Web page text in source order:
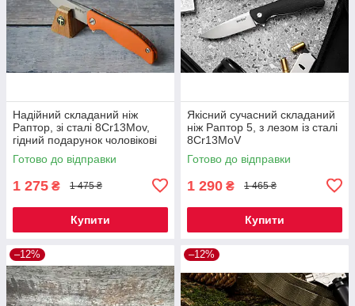
Надійний складаний ніж
Раптор, зі сталі 8Cr13Mov,
гідний подарунок чоловікові
Готово до відправки
1 275 ₴ 1 475 ₴
Купити
Якісний сучасний складаний
ніж Раптор 5, з лезом із сталі
8Cr13MoV
Готово до відправки
1 290 ₴ 1 465 ₴
Купити
–12% –12%